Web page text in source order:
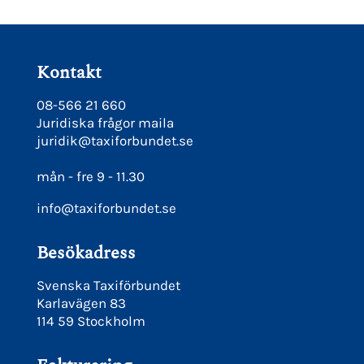
Kontakt
08-566 21 660
Juridiska frågor maila
juridik@taxiforbundet.se
mån - fre 9 - 11.30
info@taxiforbundet.se
Besökadress
Svenska Taxiförbundet
Karlavägen 83
114 59 Stockholm